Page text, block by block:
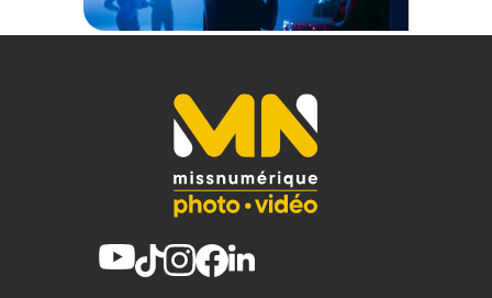
1x Contrôleur à roue (Hand Wheel) Nucleus Nano II
2x Kit moteur Nucleus Nano II
1x Plaque de batterie Tilta F970 V2
1x Support de tige en caoutchouc Tilta
2x Bague d'engrenage pour objectif photo (Follow Focus)
2x Tige en aluminium 15 × 150 mm
1x Câble d'alimentation P-Tap vers USB-C (50 cm)
2x Câble d'alimentation USB-C (30 cm)
2x Clé Allen
1x Housse de transport souple avancée pour Nucleus Nano II